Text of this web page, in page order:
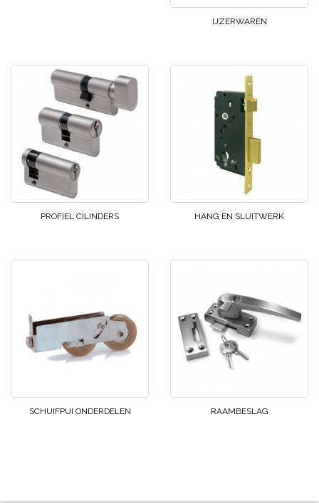
IJZERWAREN
PROFIEL CILINDERS HANG EN SLUITWERK
SCHUIFPUI ONDERDELEN RAAMBESLAG